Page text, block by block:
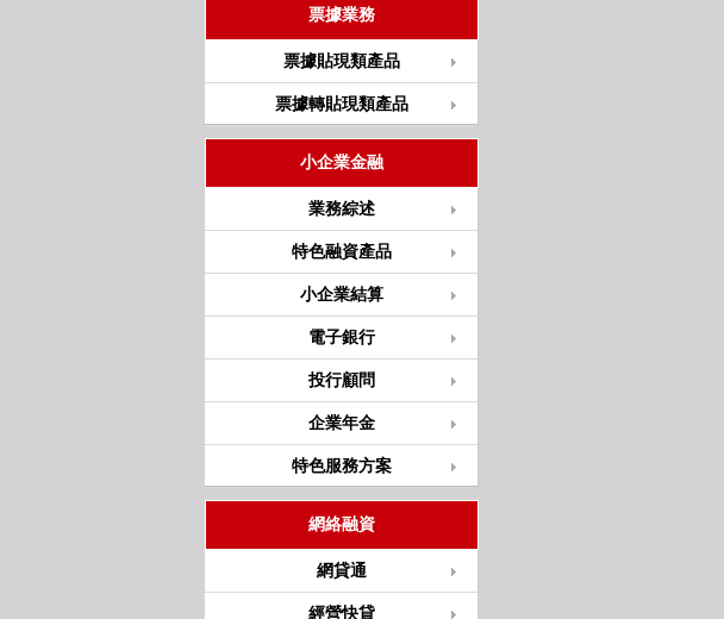
票據業務
票據貼現類產品
票據轉貼現類產品
小企業金融
業務綜述
特色融資產品
小企業結算
電子銀行
投行顧問
企業年金
特色服務方案
網絡融資
網貸通
經營快貸